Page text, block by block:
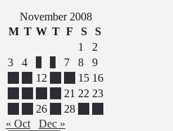
November 2008
M T W T F S
S
1
2
3
4 7 8
9
12 15 16
21 22 23
26 28
« Oct
Dec »